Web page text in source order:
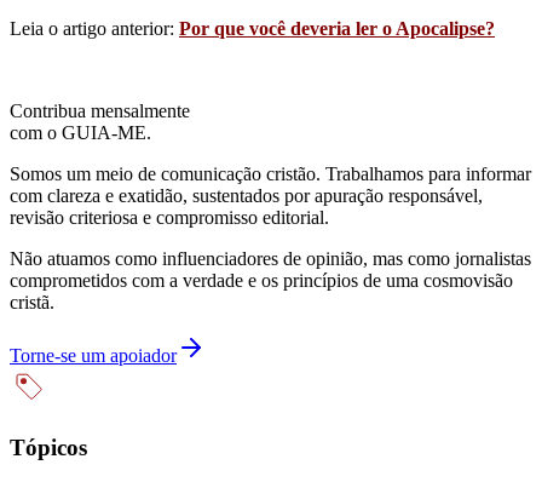
Leia o artigo anterior: Por que você deveria ler o Apocalipse?
Contribua mensalmente
com o GUIA-ME.
Somos um meio de comunicação cristão. Trabalhamos para informar
com clareza e exatidão, sustentados por apuração responsável,
revisão criteriosa e compromisso editorial.
Não atuamos como influenciadores de opinião, mas como jornalistas
comprometidos com a verdade e os princípios de uma cosmovisão
cristã.
Torne-se um apoiador
Tópicos